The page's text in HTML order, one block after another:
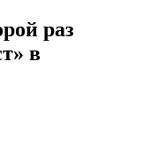
раз
в